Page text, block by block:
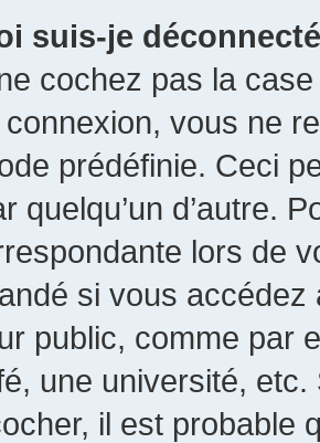
suis-je
cochez pas la
vous ne
prédéfinie. Ceci
quelqu’un d’autre.
lors de
si vous accédez
public, comme par
une université,
il est probable